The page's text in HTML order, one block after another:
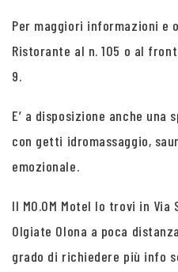
Per maggiori informazioni e
Ristorante al n. 105 o al
9.
E’ a disposizione anche una
con getti idromassaggio,
emozionale.
Il MO.OM Motel lo trovi in Via
Olgiate Olona a poca
grado di richiedere più info